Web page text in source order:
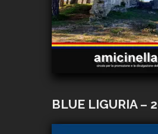
BLUE LIGURIA –